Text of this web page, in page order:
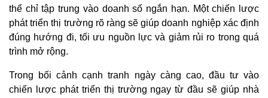
thể chỉ tập trung vào doanh số ngắn hạn. Một chiến lược
phát triển thị trường rõ ràng sẽ giúp doanh nghiệp xác định
đúng hướng đi, tối ưu nguồn lực và giảm rủi ro trong quá
trình mở rộng.
Trong bối cảnh cạnh tranh ngày càng cao, đầu tư vào
chiến lược phát triển thị trường ngay từ đầu sẽ giúp nhà